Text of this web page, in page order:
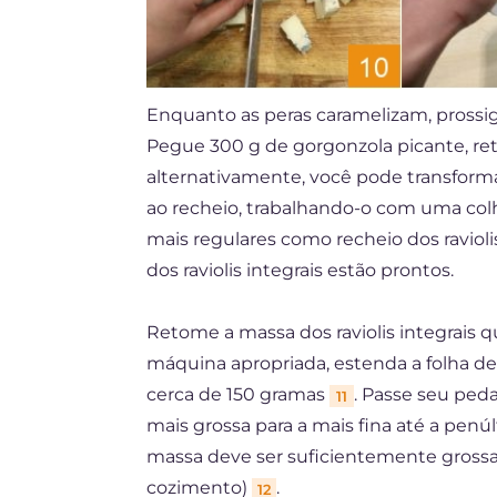
Enquanto as peras caramelizam,
Pegue 300 g de gorgonzola picante,
alternativamente, você pode
ao recheio, trabalhando-o com uma
mais regulares como recheio dos
dos raviolis integrais estão prontos.
Retome a massa dos raviolis integrais
máquina apropriada, estenda a folha
cerca de 150 gramas
11 . Passe seu
mais grossa para a mais fina até a
massa deve ser suficientemente
cozimento)
12 .